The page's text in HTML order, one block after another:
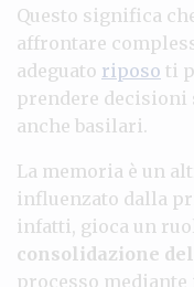
Questo significa
affrontare
adeguato riposo ti
prendere decisioni
anche basilari.
La memoria è un
influenzato dalla
infatti, gioca un
consolidazione
processo